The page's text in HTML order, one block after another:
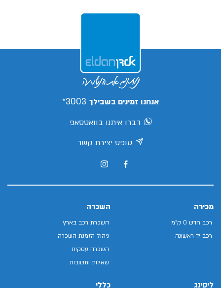
אנחנו זמינים בשבילך 3003*
דברו איתנו בוואטסאפ
טופס יצירת קשר
מכירה
רכב חדש 0 ק"מ
רכב יד ראשונה
השכרה
השכרת רכב בארץ
ניהול הזמנת השכרה
השכרה עסקית
שאלות ותשובות
ליסינג כללי